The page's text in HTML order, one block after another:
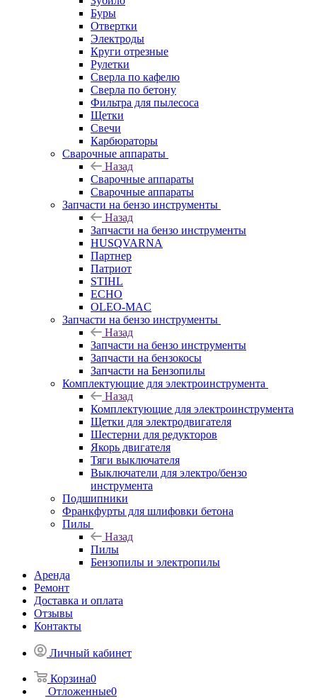
Буры
Отвертки
Электроды
Круги отрезные
Рулетки
Сверла по кафелю
Сверла по бетону
Фильтра для пылесоса
Щетки
Свечи
Карбюраторы
Сварочные аппараты
Назад
Сварочные аппараты
Сварочные аппараты
Запчасти на бензо инструменты
Назад
Запчасти на бензо инструменты
HUSQVARNA
Партнер
Патриот
STIHL
ECHO
OLEO-MAC
Запчасти на бензо инструменты
Назад
Запчасти на бензо инструменты
Запчасти на бензокосы
Запчасти на Бензопилы
Комплектующие для электроинструмента
Назад
Комплектующие для электроинструмента
Щетки для электродвигателя
Шестерни для редукторов
Якорь двигателя
Тяги выключателя
Выключатели для электро/бензо
инструмента
Подшипники
Франкфурты для шлифовки бетона
Пилы
Назад
Пилы
Бензопилы и электропилы
Аренда
Ремонт
Доставка и оплата
Отзывы
Контакты
Личный кабинет
Корзина0
Отложенные0